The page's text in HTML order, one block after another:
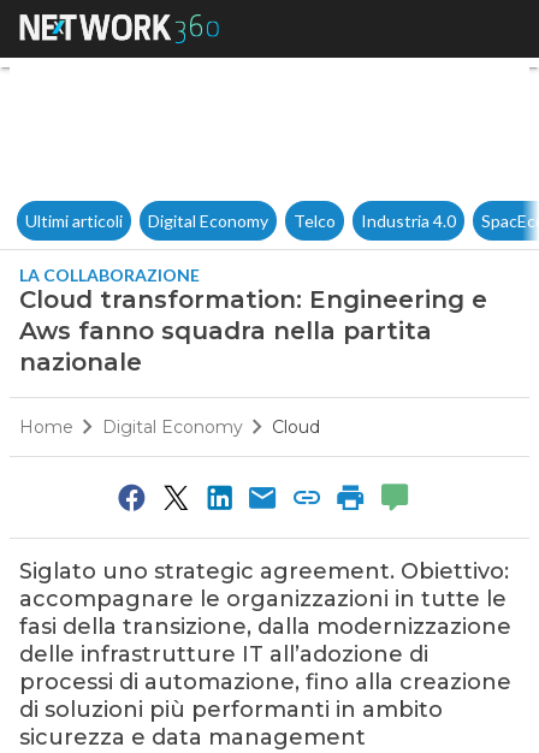
Cloud transformation:
Ultimi articoli Digital Economy Telco Industria 4.0
LA COLLABORAZIONE
Cloud transformation: Engineering e
Aws fanno squadra nella partita
nazionale
Home Digital Economy Cloud
Siglato uno strategic agreement. Obiettivo:
accompagnare le organizzazioni in tutte le
fasi della transizione, dalla modernizzazione
delle infrastrutture IT all’adozione di
processi di automazione, fino alla creazione
di soluzioni più performanti in ambito
sicurezza e data management